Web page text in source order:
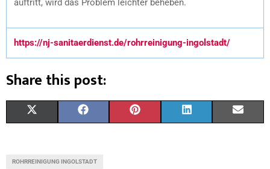
https://nj-sanitaerdienst.de/rohrreinigung-ingolstadt/
Share this post:
ROHRREINIGUNG INGOLSTADT